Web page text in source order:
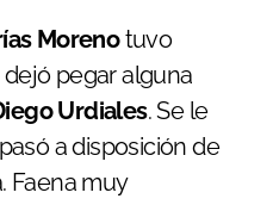
Morenotuvo
pegar alguna
Urdiales. Se le
a disposición de
Faena muy